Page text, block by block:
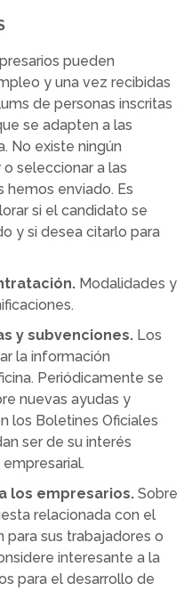
pueden
y una vez recibidas
de personas inscritas
se adapten a las
No existe ningún
seleccionar a las
hemos enviado. Es
si el candidato se
y si desea citarlo para
Modalidades y
y subvenciones. Los
la información
Periódicamente se
nuevas ayudas y
los Boletines Oficiales
ser de su interés
los empresarios. Sobre
relacionada con el
sus trabajadores o
interesante a la
para el desarrollo de